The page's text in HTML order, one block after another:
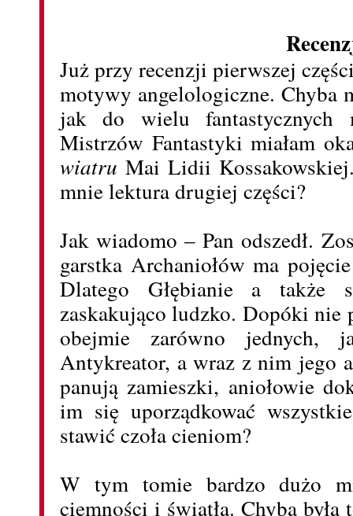
Już przy recenzji pierwszej
motywy angelologiczne. Chyba
jak do wielu fantastycznych
Mistrzów Fantastyki miałam
wiatru Mai Lidii
mnie lektura drugiej części?
Jak wiadomo – Pan odszedł.
garstka Archaniołów ma
Dlatego Głębianie a także
zaskakująco ludzko. Dopóki nie
obejmie zarówno jednych,
Antykreator, a wraz z nim jego
panują zamieszki, aniołowie
im się uporządkować
stawić czoła cieniom?
W tym tomie bardzo dużo
ciemności i światła. Chyba była